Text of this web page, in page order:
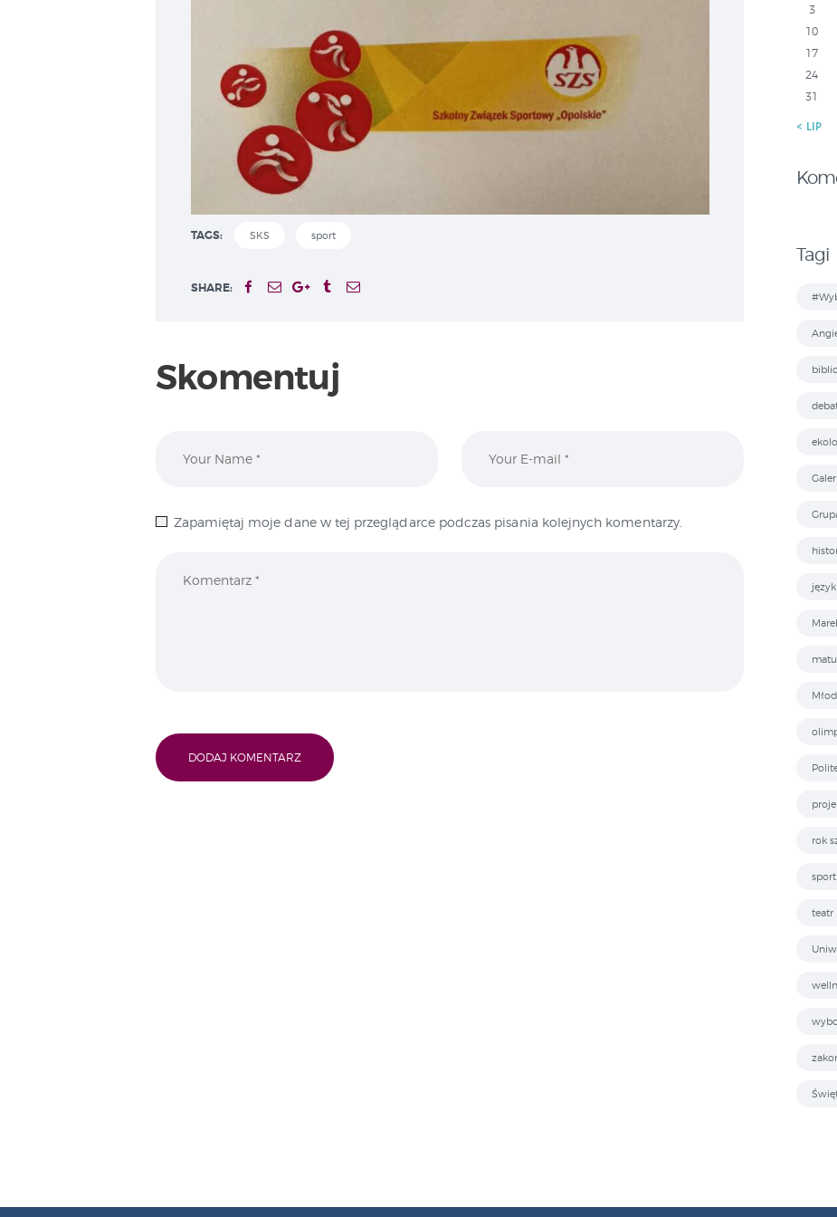
TAGS: SKS sport
SHARE:
Skomentuj
Zapamiętaj moje dane w tej przeglądarce podczas pisania kolejnych komentarzy.
3
10
17
24
31
« LIP
Tagi
rok
sport
teatr